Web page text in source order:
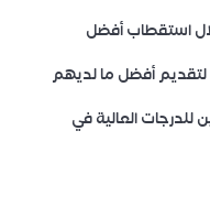
استقطاب أفضل
لتقديم أفضل ما لديهم
العالية في